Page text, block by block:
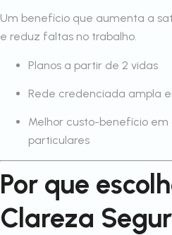
Um benefício que aumenta a
e reduz faltas no trabalho.
Planos a partir de 2 vidas
Rede credenciada ampla
Melhor custo-benefício
particulares
Por que
Clareza